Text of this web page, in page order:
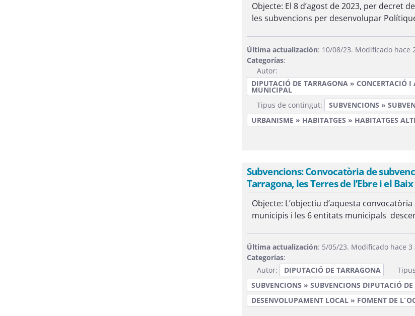
Objecte: El 8 d’agost de 2023, per decret
les subvencions per desenvolupar
Última actualización: 10/08/23. Modificado hace
Categorías:
Autor:
DIPUTACIÓ DE TARRAGONA » CONCERTACIÓ
MUNICIPAL
Tipus de contingut:
SUBVENCIONS »
URBANISME » HABITATGES » HABITATGES
Subvencions: Convocatòria de
Tarragona, les Terres de l’Ebre i el
Objecte: L’objectiu d’aquesta
municipis i les 6 entitats municipals
Última actualización: 5/05/23. Modificado hace 3
Categorías:
Autor:
DIPUTACIÓ DE TARRAGONA
SUBVENCIONS » SUBVENCIONS DIPUTACIÓ
DESENVOLUPAMENT LOCAL » FOMENT DE